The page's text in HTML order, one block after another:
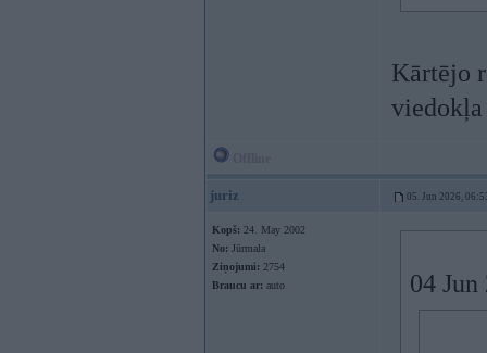
Kārtējo
juriz 05. Jun 2026,
Kopš: 24. May 2002
No: Jūrmala
Ziņojumi: 2754
Braucu ar: auto 04